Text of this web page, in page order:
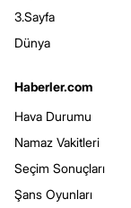
3.Sayfa
Dünya
Haberler.com
Hava Durumu
Namaz Vakitleri
Seçim Sonuçları
Şans Oyunları